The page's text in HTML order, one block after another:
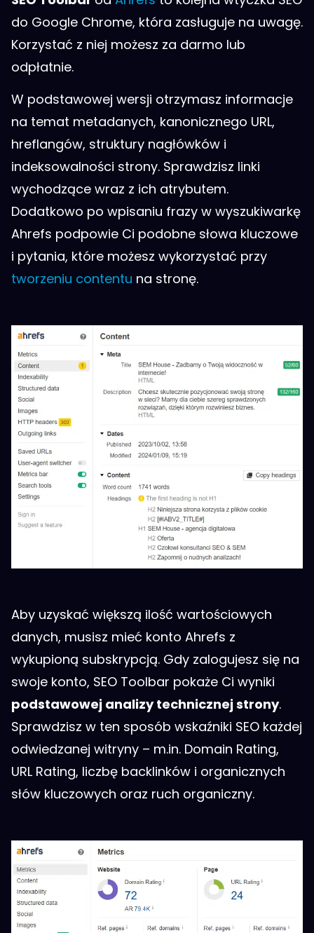
do Google Chrome, która zasługuje na uwagę.
Korzystać z niej możesz za darmo lub
odpłatnie.
W podstawowej wersji otrzymasz informacje
na temat metadanych, kanonicznego URL,
hreflangów, struktury nagłówków i
indeksowalności strony. Sprawdzisz linki
wychodzące wraz z ich atrybutem.
Dodatkowo po wpisaniu frazy w wyszukiwarkę
Ahrefs podpowie Ci podobne słowa kluczowe
i pytania, które możesz wykorzystać przy
tworzeniu contentu na stronę.
Aby uzyskać większą ilość wartościowych
danych, musisz mieć konto Ahrefs z
wykupioną subskrypcją. Gdy zalogujesz się na
swoje konto, SEO Toolbar pokaże Ci wyniki
podstawowej analizy technicznej strony.
Sprawdzisz w ten sposób wskaźniki SEO każdej
odwiedzanej witryny – m.in. Domain Rating,
URL Rating, liczbę backlinków i organicznych
słów kluczowych oraz ruch organiczny.